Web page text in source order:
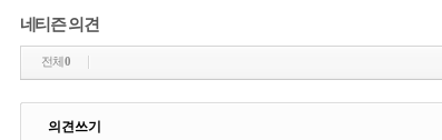
네티즌 의견
전체0
의견쓰기